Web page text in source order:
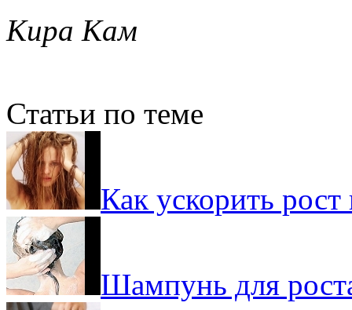
Кира Кам
Статьи по теме
Как ускорить рост
Шампунь для